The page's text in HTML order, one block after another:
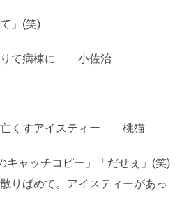
」(笑)
りて病棟に 小佐治
亡くすアイスティー 桃猫
キャッチコピー」「だせぇ」(笑)
りばめて。アイスティーがあっ